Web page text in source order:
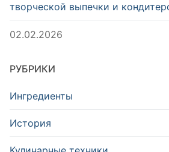
творческой выпечки и
02.02.2026
РУБРИКИ
Ингредиенты
История